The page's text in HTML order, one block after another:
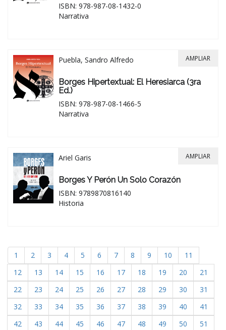
ISBN: 978-987-08-1432-0
Narrativa
Puebla, Sandro Alfredo
Borges Hipertextual: El Heresiarca (3ra
Ed.)
ISBN: 978-987-08-1466-5
Narrativa
AMPLIAR
Ariel Garis
Borges Y Perón Un Solo Corazón
ISBN: 9789870816140
Historia
AMPLIAR
1 2 3 4 5 6 7 8 9 10
11
12
13 14 15 16 17 18 19 20
21
22
23 24 25 26 27 28 29 30
31
32
33 34 35 36 37 38 39 40
41
42
43 44 45 46 47 48 49 50
51